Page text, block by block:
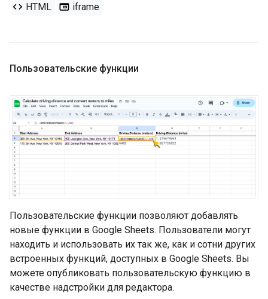
HTML iframe
Пользовательские функции
Пользовательские функции позволяют добавлять
новые функции в Google Sheets. Пользователи могут
находить и использовать их так же, как и сотни других
встроенных функций, доступных в Google Sheets. Вы
можете опубликовать пользовательскую функцию в
качестве надстройки для редактора.